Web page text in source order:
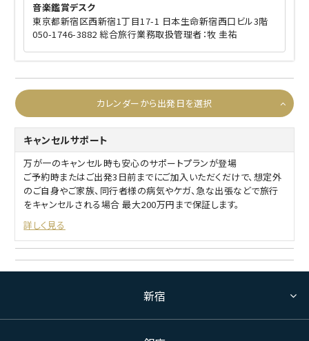
音楽鑑賞デスク
東京都新宿区西新宿1丁目17-1 日本生命新宿西口ビル3階
050-1746-3882 総合旅行業務取扱管理者：牧 圭祐
カレンダーから出発日を選択
キャンセルサポート
万が一のキャンセル時も安心のサポートプランが登場
ご予約時またはご出発3日前までにご加入いただくだけで、想定外
のご自身やご家族、同行者様の病気やケガ、急な出張などで旅行
をキャンセルされる場合 最大200万円まで保証します。
詳しく見る
新宿